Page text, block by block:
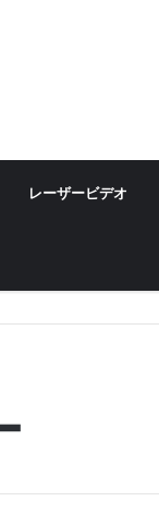
レーザービデオ